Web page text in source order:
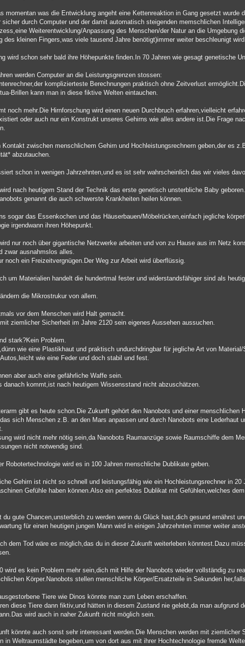
momentan was die Entwicklung angeht eine Kettenreaktion in Gang gesetzt wurde
sicher durch Computer und der damit automatisch steigenden memschlichen
Weiterentwicklung/Anpassung des Menschen/der Natur an die Umgebung
des kleinen Fingers,was viele tausend Jahre benötigt)immer weiter beschleunigt
wird schon sehr bald ihre Höhepunkte finden.In 70 Jahren wie gesagt genetische
werden Computer an die Leistungsgrenzen stossen:
komplizierteste Berechnungen praktisch ohne Zeitverlust
Brillen kann man in diese fiktive Welten eintauchen.
noch mehr.Die Hirnforschung wird einen neuen Durchbruch erfahren,vielleicht
oder auch nur ein Konstrukt unseres Gehirns wie alles andere ist.Die Frage
Kontakt zwischen menschlichem Gehirn und Hochleistungsrechnern geben,der es
abzutauchen.
schon in wenigen Jahrzehnten,und es ist sehr wahrscheinlich das wir vieles
nach heutigem Stand der Technik das erste genetisch unsterbliche Baby
genannt die auch schwerste Krankheiten heilen können.
sogar das Essenkochen und das Häuserbauen/Möbelrücken,einfach jegliche
irgendwann ihren Höhepunkt.
nur noch über gigantische Netzwerke arbeiten und von zu Hause aus im Netz
zwar ausnahmslos alles.
noch ein Freizeitvergnügen.Der Weg zur Arbeit wird überflüssig.
um Materialien handelt die hundertmal fester und widerstandsfähiger sind als
die Mikrostrukur von allem.
vor dem Menschen wird Halt gemacht.
ziemlicher Sicherheit im Jahre 2120 sein eigenes Aussehen aussuchen.
stark?Kein Problem.
wie eine Plastikhaut und praktisch undurchdringbar für jegliche Art von Material/
wie eine Feder und doch stabil und fest.
aber auch eine gefährliche Waffe sein.
danach kommt,ist nach heutigem Wissensstand nicht abzuschätzen.
gibt es heute schon.Die Zukunft gehört den Nanobots und einer menschlichen
sich Menschen z.B. an den Mars anpassen und durch Nanobots eine Lederhaut
wird nicht mehr nötig sein,da Nanobots Raumanzüge sowie Raumschiffe dem
nicht notwendig sind.
Robotertechnologie wird es in 100 Jahren menschliche Dublikate geben.
Gehirn ist nicht so schnell und leistungsfähig wie ein Hochleistungsrechner in
Gefühle haben können.Also ein perfektes Dublikat mit Gefühlen,welches
du gute Chancen,unsterblich zu werden wenn du Glück hast,dich gesund ernährst
für einen heutigen jungen Mann wird in einigen Jahrzehnten immer weiter
dem Tod wäre es möglich,das du in dieser Zukunft weiterleben könntest.Dazu
wird es kein Problem mehr sein,dich mit Hilfe der Nanobots wieder vollständig zu
Körper.Nanobots stellen menschliche Körper/Ersatzteile in Sekunden
Tiere wie Dinos könnte man zum Leben erschaffen.
diese Tiere dann fiktiv,und hätten in diesem Zustand nie gelebt,da man aufgrund
wird auch in naher Zukunft nicht möglich sein.
könnte auch sonst sehr interessant werden.Die Menschen werden mit ziemlicher
in Weltraumstädte begeben,um von dort aus mit ihrer Hochtechnologie fremde